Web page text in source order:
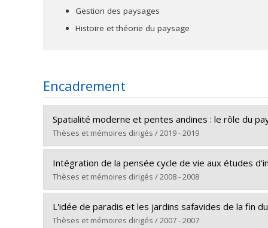
planification et design, dont plusieurs ont été
Président de la Commission du développement
Président de la Commission de la qualité
Président du Comité public aviseur sur l’état de
Délégué du Canada au sein de la Fédération
Fellow de l’American Society of Landscape
Gestion des paysages
Histoire et théorie du paysage
Encadrement
Spatialité moderne et pentes andines : le rôle du
Thèses et mémoires dirigés / 2019 - 2019
Diplômé(e) :Malo, Juan Xavier
Cycle : Doctorat
Diplôme obtenu :Ph. D.
Lien vers le document dans Papyrus
Intégration de la pensée cycle de vie aux études
Thèses et mémoires dirigés / 2008 - 2008
Diplômé(e) :Alaoui Mdaghri, Zineb
Cycle : Doctorat
L'idée de paradis et les jardins safavides de la fin
Thèses et mémoires dirigés / 2007 - 2007